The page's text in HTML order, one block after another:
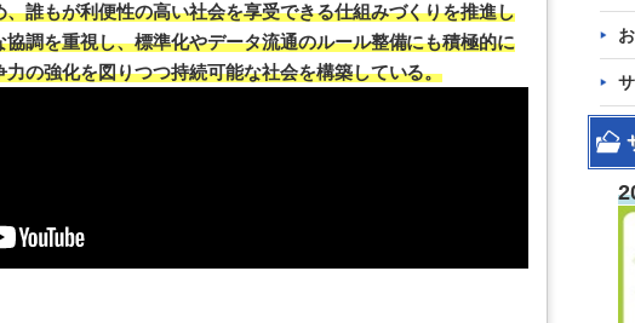
誰もが利便性の高い社会を享受できる仕組みづくりを推進し
調を重視し、標準化やデータ流通のルール整備にも積極的に
の強化を図りつつ持続可能な社会を構築している。